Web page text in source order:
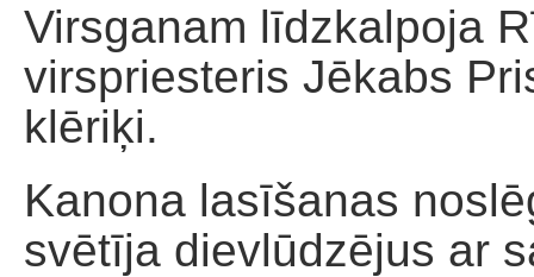
Virsganam līdzkalpoja
virspriesteris Jēkabs
klēriķi.
Kanona lasīšanas
svētīja dievlūdzējus ar